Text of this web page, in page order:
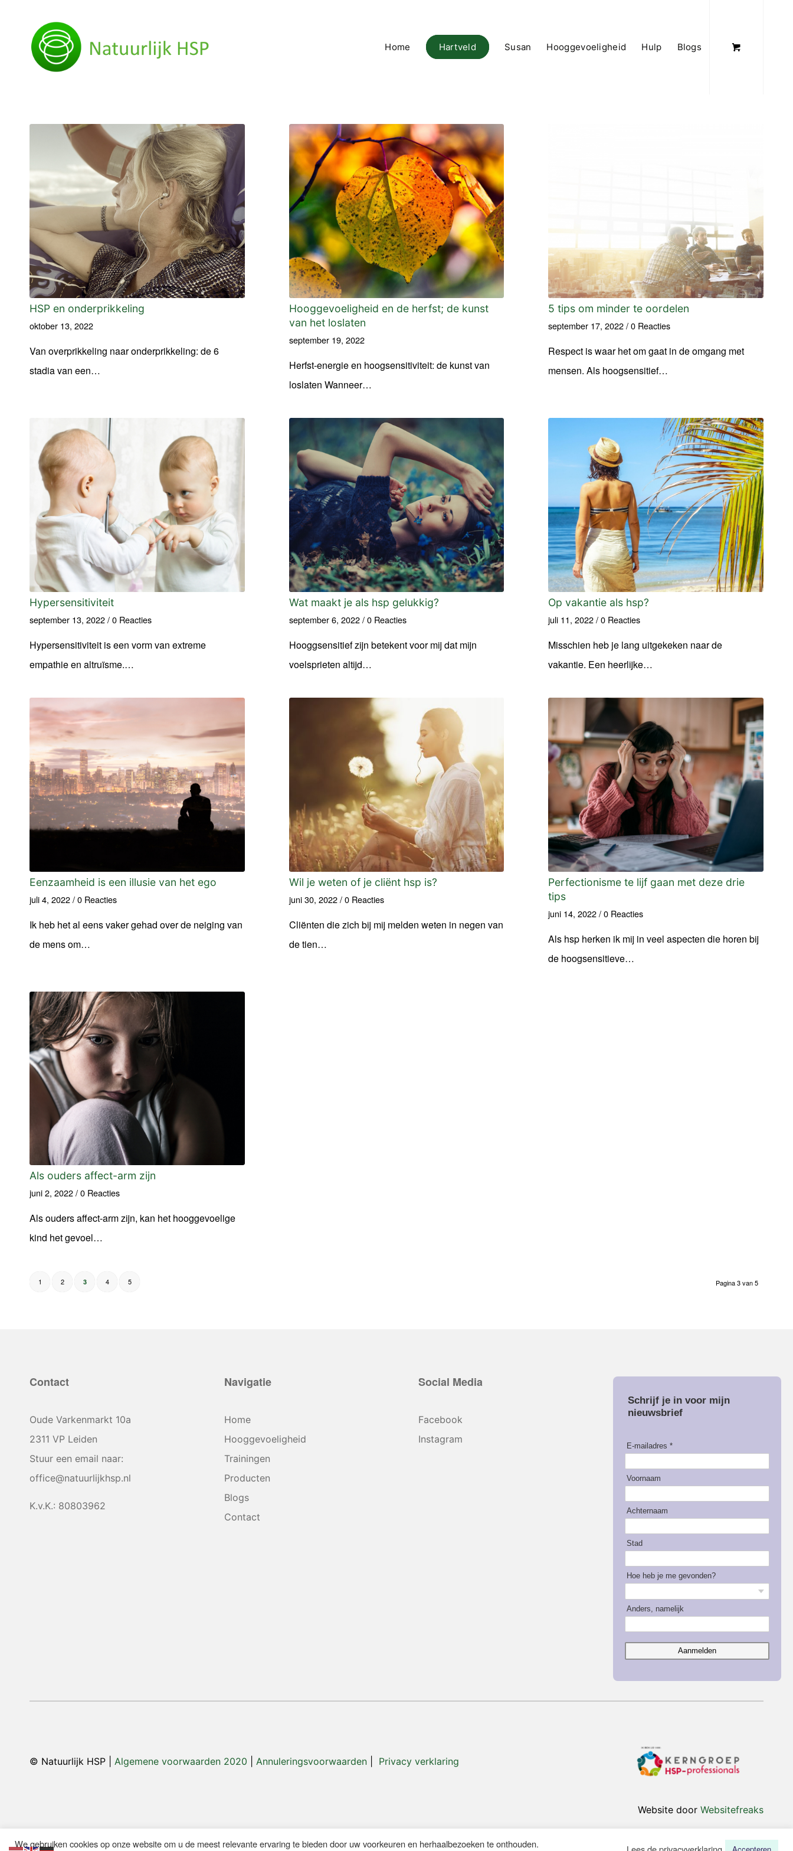
Home Hartveld Susan Hooggevoeligheid Hulp Blogs
HSP en onderprikkeling
oktober 13, 2022
Van overprikkeling naar onderprikkeling: de 6
stadia van een…
Hooggevoeligheid en de herfst; de kunst
van het loslaten
september 19, 2022
Herfst-energie en hoogsensitiviteit: de kunst van
loslaten Wanneer…
5 tips om minder te oordelen
september 17, 2022/0 Reacties
Respect is waar het om gaat in de omgang met
mensen. Als hoogsensitief…
Hypersensitiviteit
september 13, 2022/0 Reacties
Hypersensitiviteit is een vorm van extreme
empathie en altruïsme.…
Wat maakt je als hsp gelukkig?
september 6, 2022 / 0 Reacties
Hooggsensitief zijn betekent voor mij dat mijn
voelsprieten altijd…
Op vakantie als hsp?
juli 11, 2022/0 Reacties
Misschien heb je lang uitgekeken naar de
vakantie. Een heerlijke…
Eenzaamheid is een illusie van het ego
juli 4, 2022/0 Reacties
Ik heb het al eens vaker gehad over de neiging van
de mens om…
Wil je weten of je cliënt hsp is?
juni 30, 2022 / 0 Reacties
Cliënten die zich bij mij melden weten in negen van
de tien…
Perfectionisme te lijf gaan met deze drie
tips
juni 14, 2022/0 Reacties
Als hsp herken ik mij in veel aspecten die horen bij
de hoogsensitieve…
Als ouders affect-arm zijn
juni 2, 2022/0 Reacties
Als ouders affect-arm zijn, kan het hooggevoelige
kind het gevoel…
Pagina 3 van 5
1 2 3 4 5
Contact
Oude Varkenmarkt 10a
2311 VP Leiden
Stuur een email naar:
office@natuurlijkhsp.nl
K.v.K.: 80803962
Navigatie
Home
Hooggevoeligheid
Trainingen
Producten
Blogs
Contact
Social Media
Facebook
Instagram
Schrijf je in voor mijn
nieuwsbrief
E-mailadres *
Voornaam
Achternaam
Stad
Hoe heb je me gevonden?
Anders, namelijk
Aanmelden
© Natuurlijk HSP | Algemene voorwaarden 2020 Annuleringsvoorwaarden Privacy verklaring
Website door Websitefreaks
We gebruiken cookies op onze website om u de meest relevante ervaring te bieden door uw voorkeuren en herhaalbezoeken te onthouden.